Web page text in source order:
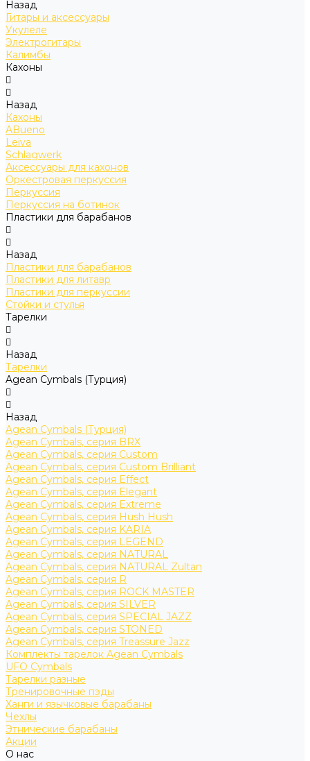
Назад
Гитары и аксессуары
Укулеле
Электрогитары
Калимбы
Кахоны
Назад
Кахоны
ABueno
Leiva
Schlagwerk
Аксессуары для кахонов
Оркестровая перкуссия
Перкуссия
Перкуссия на ботинок
Пластики для барабанов
Назад
Пластики для барабанов
Пластики для литавр
Пластики для перкуссии
Стойки и стулья
Тарелки
Назад
Тарелки
Agean Cymbals (Турция)
Назад
Agean Cymbals (Турция)
Agean Cymbals, серия BRX
Agean Cymbals, серия Custom
Agean Cymbals, серия Custom Brilliant
Agean Cymbals, серия Effect
Agean Cymbals, серия Elegant
Agean Cymbals, серия Extreme
Agean Cymbals, серия Hush Hush
Agean Cymbals, серия KARIA
Agean Cymbals, серия LEGEND
Agean Cymbals, серия NATURAL
Agean Cymbals, серия NATURAL Zultan
Agean Cymbals, серия R
Agean Cymbals, серия ROCK MASTER
Agean Cymbals, серия SILVER
Agean Cymbals, серия SPECIAL JAZZ
Agean Cymbals, серия STONED
Agean Cymbals, серия Treassure Jazz
Комплекты тарелок Agean Cymbals
UFO Cymbals
Тарелки разные
Тренировочные пэды
Ханги и язычковые барабаны
Чехлы
Этнические барабаны
Акции
О нас